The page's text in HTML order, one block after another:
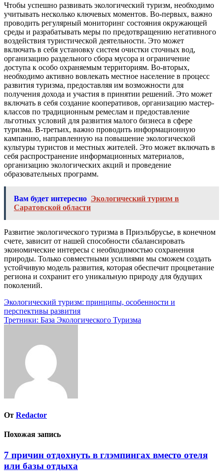
Чтобы успешно развивать экологический туризм, необходимо
учитывать несколько ключевых моментов. Во-первых, важно
проводить регулярный мониторинг состояния окружающей
среды и разрабатывать меры по предотвращению негативного
воздействия туристической деятельности. Это может
включать в себя установку систем очистки сточных вод,
организацию раздельного сбора мусора и ограничение
доступа к особо охраняемым территориям. Во-вторых,
необходимо активно вовлекать местное население в процесс
развития туризма, предоставляя им возможности для
получения дохода и участия в принятии решений. Это может
включать в себя создание кооперативов, организацию мастер-
классов по традиционным ремеслам и предоставление
льготных условий для развития малого бизнеса в сфере
туризма. В-третьих, важно проводить информационную
кампанию, направленную на повышение экологической
культуры туристов и местных жителей. Это может включать в
себя распространение информационных материалов,
организацию экологических акций и проведение
образовательных программ.
Вам будет интересно Экологический туризм в
Саратовской области
Развитие экологического туризма в Приэльбрусье, в конечном
счете, зависит от нашей способности сбалансировать
экономические интересы с необходимостью сохранения
природы. Только совместными усилиями мы сможем создать
устойчивую модель развития, которая обеспечит процветание
региона и сохранит его уникальную природу для будущих
поколений.
Навигация
по
Экологический туризм: принципы, особенности и
перспективы развития
Третники: База Экологического Туризма
От Redactor
Похожая запись
7 причин отдохнуть в глэмпингах вместо отеля
или базы отдыха